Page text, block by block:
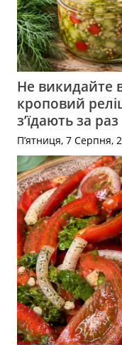
Не викидайте
кроповий
з’їдають за раз
П’ятниця, 7 Серпня,